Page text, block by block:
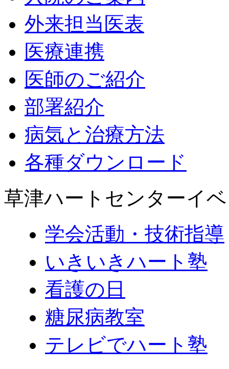
外来担当医表
医療連携
医師のご紹介
部署紹介
病気と治療方法
各種ダウンロード
草津ハートセンターイ
学会活動・技術指導
いきいきハート塾
看護の日
糖尿病教室
テレビでハート塾